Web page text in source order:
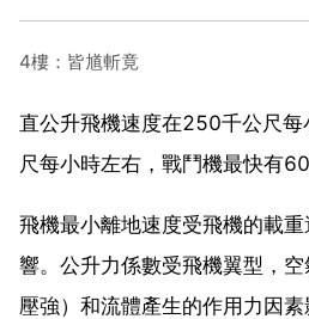
4樓：皆馗斬竟
直公升飛機速度在250千公尺
尺每小時左右，戰鬥機最快有
飛機最小離地速度受飛機的載
響。公升力係數受飛機翼型，
壓強）和流體產生的作用力因素